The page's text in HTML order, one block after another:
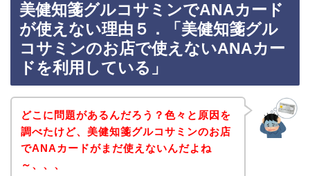
美健知箋グルコサミンでANAカード
が使えない理由５．「美健知箋グル
コサミンのお店で使えないANAカー
ドを利用している」
どこに問題があるんだろう？色々と原因を
調べたけど、美健知箋グルコサミンのお店
でANAカードがまだ使えないんだよね
～、、、